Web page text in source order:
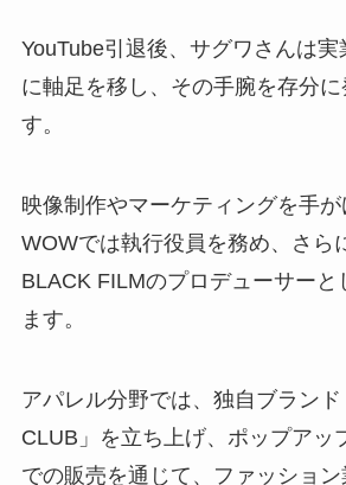
YouTube引退後、サグワさんは
に軸足を移し、その手腕を存分に
す。
映像制作やマーケティングを手
WOWでは執行役員を務め、さら
BLACK FILMのプロデューサーと
ます。
アパレル分野では、独自ブランド
CLUB」を立ち上げ、ポップアッ
での販売を通じて、ファッショ